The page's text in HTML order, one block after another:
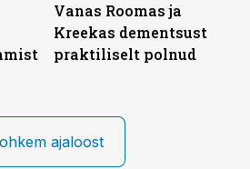
Vanas Roomas ja
Kreekas dementsust
praktiliselt polnud
ajaloost